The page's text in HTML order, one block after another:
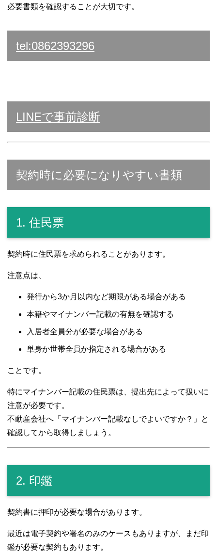
必要書類を確認することが大切です。
tel:0862393296
LINEで事前診断
契約時に必要になりやすい書類
1. 住民票
契約時に住民票を求められることがあります。
注意点は、
発行から3か月以内など期限がある場合がある
本籍やマイナンバー記載の有無を確認する
入居者全員分が必要な場合がある
単身か世帯全員か指定される場合がある
ことです。
特にマイナンバー記載の住民票は、提出先によって扱いに
注意が必要です。
不動産会社へ「マイナンバー記載なしでよいですか？」と
確認してから取得しましょう。
2. 印鑑
契約書に押印が必要な場合があります。
最近は電子契約や署名のみのケースもありますが、まだ印
鑑が必要な契約もあります。